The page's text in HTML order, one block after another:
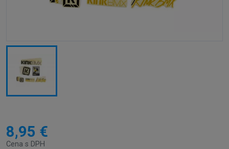
8,95 €
Cena s DPH